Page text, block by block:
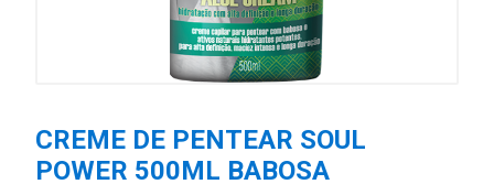
CREME DE PENTEAR SOUL
POWER 500ML BABOSA